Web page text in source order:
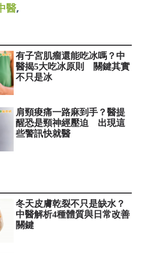
醫,
有子宮肌瘤還能吃冰嗎？中
醫揭5大吃冰原則 關鍵其實
不只是冰
肩頸痠痛一路麻到手？醫提
醒恐是頸神經壓迫 出現這
些警訊快就醫
冬天皮膚乾裂不只是缺水？
中醫解析4種體質與日常改善
關鍵